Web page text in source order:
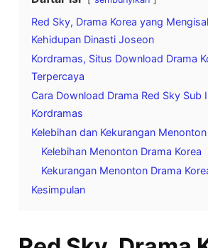
Red Sky, Drama Korea yang
Kehidupan Dinasti Joseon
Kordramas, Situs Download Drama
Terpercaya
Cara Download Drama Red Sky Sub
Kordramas
Kelebihan dan Kekurangan
Kelebihan Menonton Drama Korea
Kekurangan Menonton Drama
Kesimpulan